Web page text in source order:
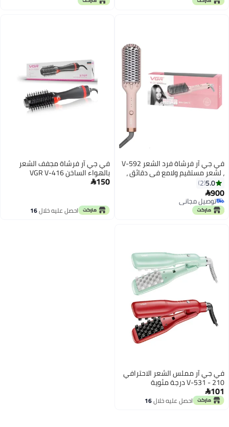
في جي آر فرشاة فرد الشعر V-592
، لشعر مستقيم ولامع في دقائق ،
تسخين آمنة تمنع احتراق الشعر
5.0
2
900
توصيل مجاني
توصيل مجاني
في جي آر فرشاة مجفف الشعر
بالهواء الساخن VGR V-416
150
احصل عليه خلال16
في جي آر مملس الشعر الاحترافي
V-531 - 210 درجة مئوية
101
احصل عليه خلال16